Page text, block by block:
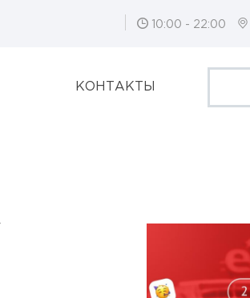
10:00 - 22:00
КОНТАКТЫ